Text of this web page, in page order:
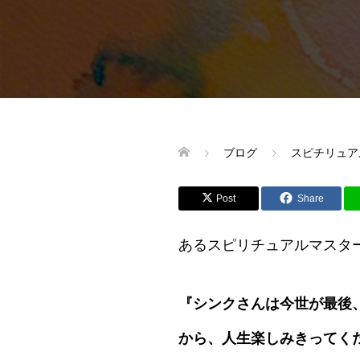
ブログ スピチリュ
Post Share
あるスピリチュアルマスタ
『シンクさんは今世が最
から、人生楽しみきってく